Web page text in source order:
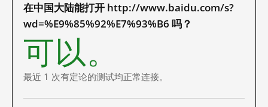
在中国大陆能打开 http://www.baidu.com/s?
wd=%E9%85%92%E7%93%B6 吗？
可以。
最近 1 次有定论的测试均正常连接。